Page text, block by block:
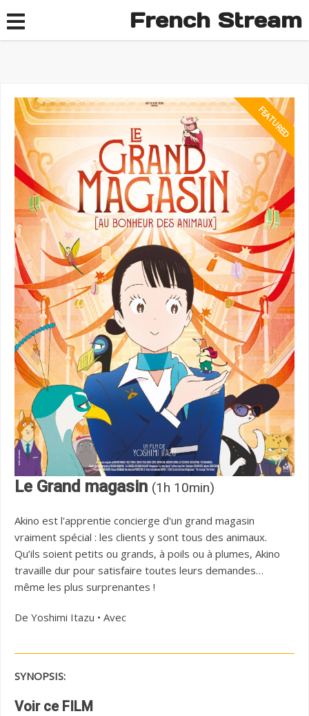
French Stream
Le Grand magasin (1h 10min)
Akino est l'apprentie concierge d'un grand magasin
vraiment spécial : les clients y sont tous des animaux.
Qu’ils soient petits ou grands, à poils ou à plumes, Akino
travaille dur pour satisfaire toutes leurs demandes…
même les plus surprenantes !
De Yoshimi Itazu • Avec
SYNOPSIS:
Voir ce FILM